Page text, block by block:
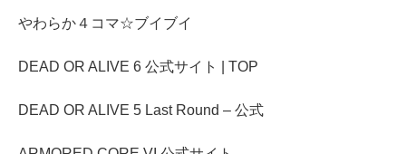
やわらか４コマ☆ブイブイ
DEAD OR ALIVE 6 公式サイト | TOP
DEAD OR ALIVE 5 Last Round – 公式